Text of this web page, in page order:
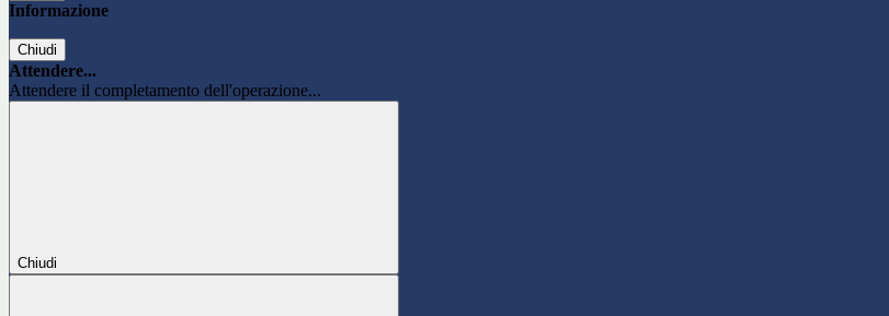
Informazione
Chiudi
Attendere...
Attendere il completamento dell'operazione...
Chiudi